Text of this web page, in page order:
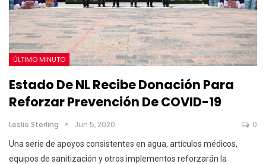
ÚLTIMO MINUTO
Estado De NL Recibe Donación Para
Reforzar Prevención De COVID-19
Leslie Sterling Jun 5, 2020 0
Una serie de apoyos consistentes en agua, artículos médicos,
equipos de sanitización y otros implementos reforzarán la